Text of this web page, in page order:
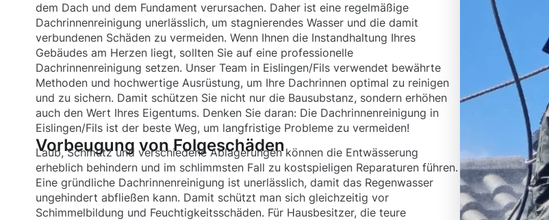
dem Dach und dem Fundament verursachen. Daher ist eine regelmäßige
Dachrinnenreinigung unerlässlich, um stagnierendes Wasser und die damit
verbundenen Schäden zu vermeiden. Wenn Ihnen die Instandhaltung Ihres
Gebäudes am Herzen liegt, sollten Sie auf eine professionelle
Dachrinnenreinigung setzen. Unser Team in Eislingen/Fils verwendet bewährte
Methoden und hochwertige Ausrüstung, um Ihre Dachrinnen optimal zu reinigen
und zu sichern. Damit schützen Sie nicht nur die Bausubstanz, sondern erhöhen
auch den Wert Ihres Eigentums. Denken Sie daran: Die Dachrinnenreinigung in
Eislingen/Fils ist der beste Weg, um langfristige Probleme zu vermeiden!
Vorbeugung von Folgeschäden
Laub, Schmutz und verschiedene Ablagerungen können die Entwässerung
erheblich behindern und im schlimmsten Fall zu kostspieligen Reparaturen führen.
Eine gründliche Dachrinnenreinigung ist unerlässlich, damit das Regenwasser
ungehindert abfließen kann. Damit schützt man sich gleichzeitig vor
Schimmelbildung und Feuchtigkeitsschäden. Für Hausbesitzer, die teure